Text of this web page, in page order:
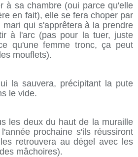
à sa chambre (oui parce qu'elle
en fait), elle se fera choper par
mari qui s'apprêtera à la prendre
à l'arc (pas pour la tuer, juste
qu'une femme tronc, ça peut
mouflets).
la sauvera, précipitant la pute
le vide.
les deux du haut de la muraille
prochaine s'ils réussiront
retrouvera au dégel avec les
mâchoires).